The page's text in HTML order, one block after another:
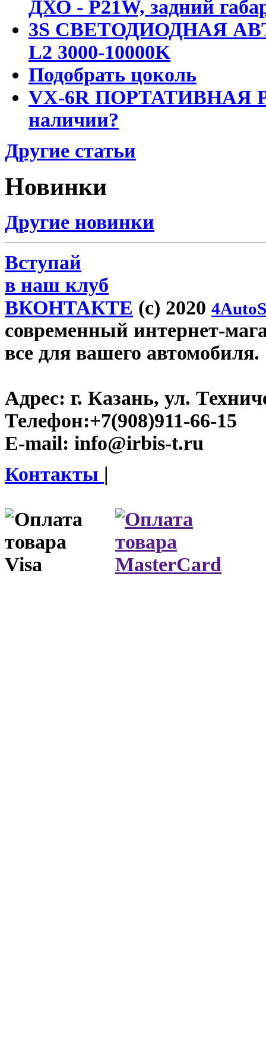
ДХО - P21W, задний
3S СВЕТОДИОДНАЯ
L2 3000-10000K
Подобрать цоколь
VX-6R ПОРТАТИВНАЯ
наличии?
Другие статьи
Новинки
Другие новинки
Вступай
в наш клуб
ВКОНТАКТЕ (c) 2020
современный интернет-
все для вашего автомобиля.
Адрес: г. Казань, ул.
Телефон:+7(908)911-66-15
E-mail: info@irbis-t.ru
Контакты |